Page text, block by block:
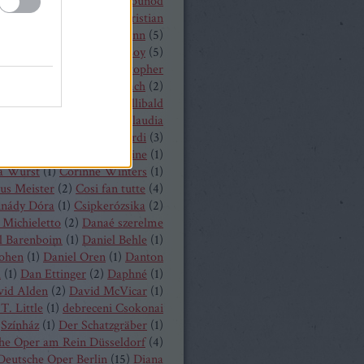
Maltman
Christian
Christian Thielemann (5)
Christof Loy (5)
Maltman
Christopher
Christoph Eschenbach (2)
Pohl(4)Christoph Willibald
Claudia
Claudio Monteverdi (3)
Clémentine Margaine (1)
Wurst(1)Corinne Winters (1)
Meister (2) Cosi fan tutte (4)
Dóra (1) Csipkerózsika (2)
(2) Danaé szerelme
Barenboim (1) Daniel Behle (1)
(1) Daniel Oren (1) Danton
(1) Dan Ettinger (2) Daphné (1)
Alden (2) David McVicar (1)
Little (1) debreceni Csokonai
Színház (1) Der Schatzgräber (1)
Oper am Rein Düsseldorf (4)
Oper Berlin (15) Diana